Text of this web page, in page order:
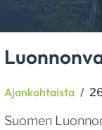
Kategoriat
Ajankohtaista
Suomen